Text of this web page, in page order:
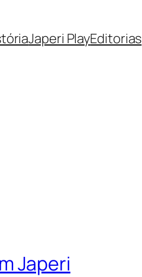
Japeri PlayEditorias
Japeri